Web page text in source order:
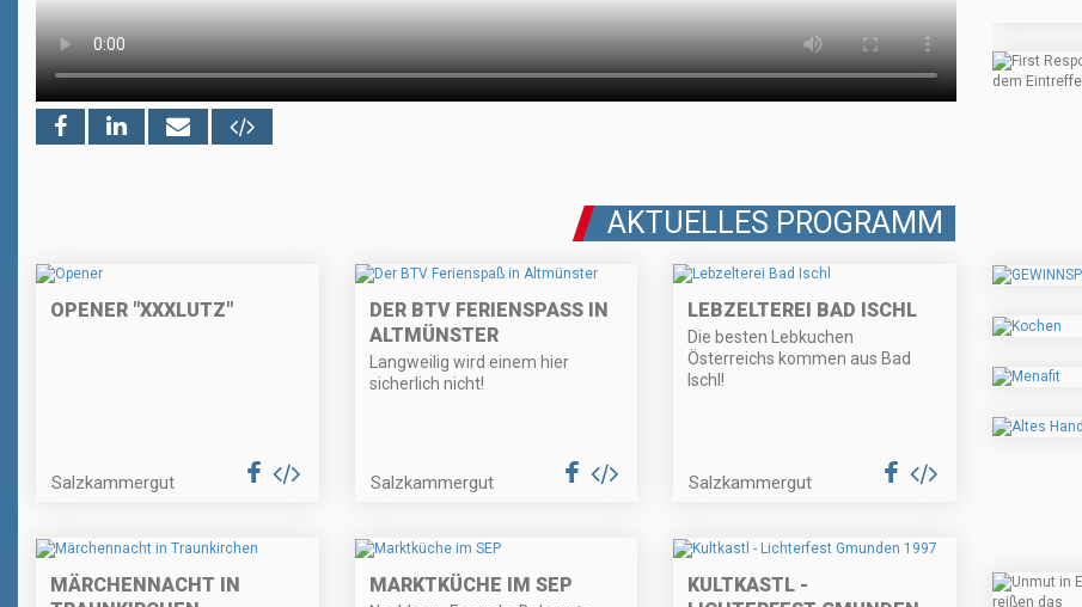
AKTUELLES PROGRAMM
OPENER "XXXLUTZ"
Salzkammergut
DER BTV FERIENSPASS IN A
LTMÜNSTER
Langweilig wird einem hier
sicherlich nicht!
Salzkammergut
LEBZELTEREI BAD ISCHL
Die besten Lebkuchen
Österreichs kommen aus Bad
Ischl!
Salzkammergut
MÄRCHENNACHT IN
MARKTKÜCHE IM SEP
KULTKASTL -